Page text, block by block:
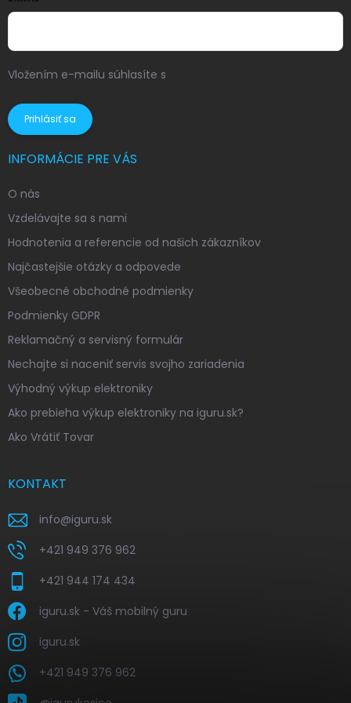
Vložením e-mailu súhlasíte s
Prihlásiť sa
INFORMÁCIE PRE VÁS
O nás
Vzdelávajte sa s nami
Hodnotenia a referencie od našich zákazníkov
Najčastejšie otázky a odpovede
Všeobecné obchodné podmienky
Podmienky GDPR
Reklamačný a servisný formulár
Nechajte si naceniť servis svojho zariadenia
Výhodný výkup elektroniky
Ako prebieha výkup elektroniky na iguru.sk?
Ako Vrátiť Tovar
KONTAKT
info@iguru.sk
+421 949 376 962
+421 944 174 434
iguru.sk - Váš mobilný guru
iguru.sk
+421 949 376 962